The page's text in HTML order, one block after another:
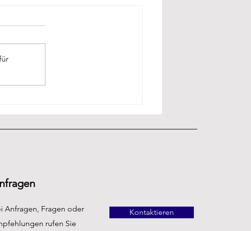
So funktioniert eine
Anfragen, Fragen oder
rufen Sie
Kontaktieren